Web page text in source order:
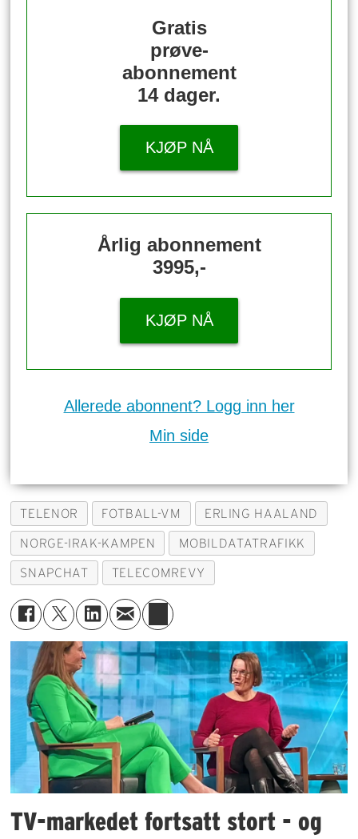
Gratis
prøve-
abonnement
14 dager.
KJØP NÅ
Årlig abonnement
3995,-
KJØP NÅ
Allerede abonnent? Logg inn her
Min side
TELENOR FOTBALL-VM ERLING HAALAND
NORGE-IRAK-KAMPEN MOBILDATATRAFIKK
SNAPCHAT TELECOMREVY
TV-markedet fortsatt stort - og